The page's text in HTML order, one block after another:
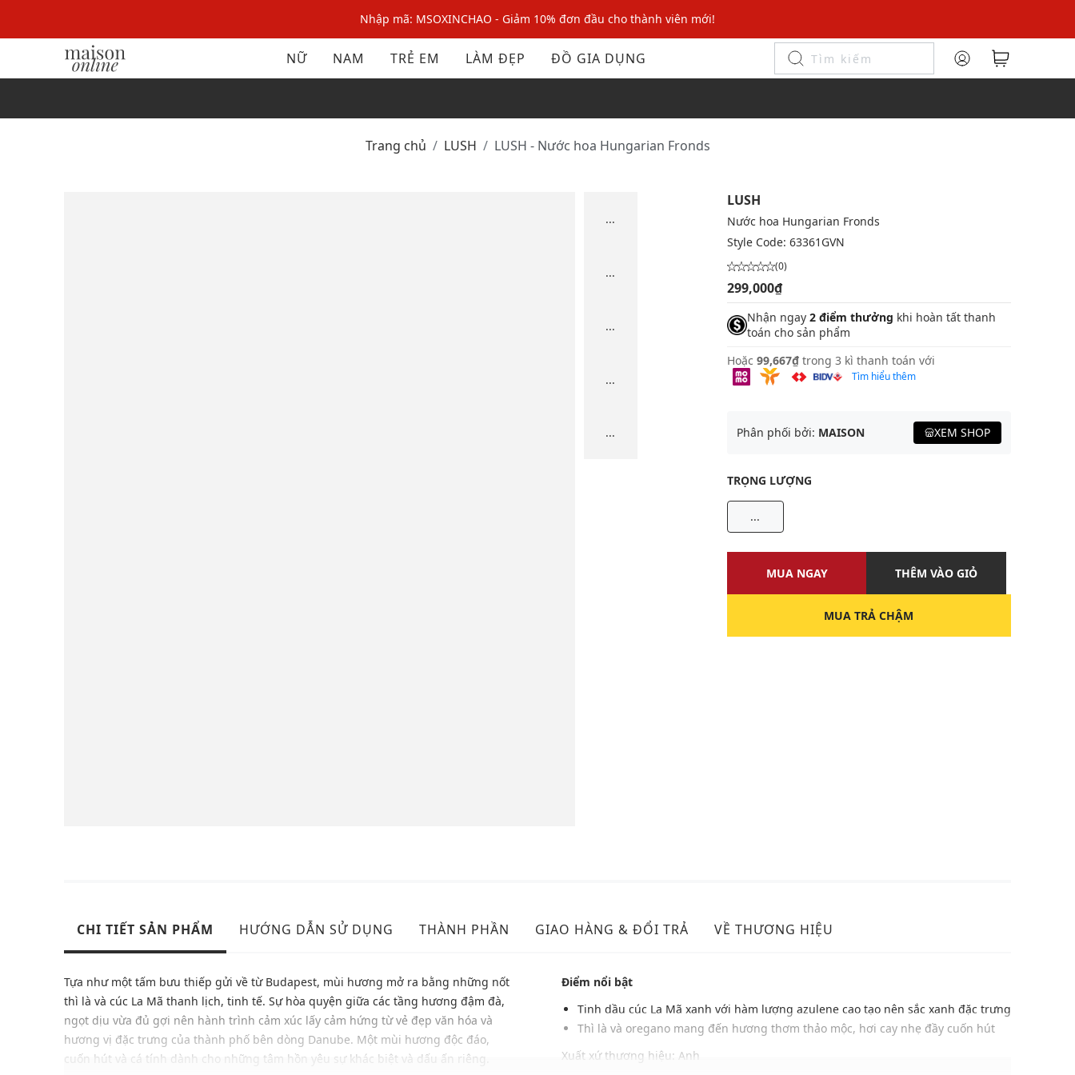
Nhập mã: MSOXINCHAO - Giảm 10% đơn đầu cho thành viên mới!
Nhập mã MSOPAY100: giảm ngay 10% khi thanh toán trực tuyến
Nhập mã: MSOXINCHAO - Giảm 10% đơn đầu cho thành viên mới!
NỮ NAM TRẺ EM LÀM ĐẸP ĐỒ GIA DỤNG
Trang chủ LUSH LUSH - Nước hoa Hungarian Fronds
...
...
...
...
...
LUSH
Nước hoa Hungarian Fronds
Style Code: 63361GVN
(0)
299,000₫
Nhận ngay 2 điểm thưởng khi hoàn tất thanh
toán cho sản phẩm
Hoặc 99,667₫ trong 3 kì thanh toán với
Tìm hiểu thêm
Phân phối bởi: MAISON XEM SHOP
TRỌNG LƯỢNG
...
MUA NGAY THÊM VÀO GIỎ
MUA TRẢ CHẬM
CHI TIẾT SẢN PHẨM HƯỚNG DẪN SỬ DỤNG THÀNH PHẦN GIAO HÀNG & ĐỔI TRẢ VỀ THƯƠNG HIỆU
Tựa như một tấm bưu thiếp gửi về từ Budapest, mùi hương mở ra bằng những nốt
thì là và cúc La Mã thanh lịch, tinh tế. Sự hòa quyện giữa các tầng hương đậm đà,
ngọt dịu vừa đủ gợi nên hành trình cảm xúc lấy cảm hứng từ vẻ đẹp văn hóa và
hương vị đặc trưng của thành phố bên dòng Danube. Một mùi hương độc đáo,
cuốn hút và cá tính dành cho những tâm hồn yêu sự khác biệt và dấu ấn riêng.
Điểm nổi bật
Tinh dầu cúc La Mã xanh với hàm lượng azulene cao tạo nên sắc xanh đặc trưng
Thì là và oregano mang đến hương thơm thảo mộc, hơi cay nhẹ đầy cuốn hút
Xuất xứ thương hiệu: Anh